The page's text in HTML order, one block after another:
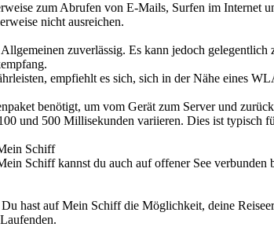
zum Abrufen von E-Mails, Surfen im
nicht ausreichen.
zuverlässig. Es kann jedoch gelegentlich
empfiehlt es sich, sich in der Nähe eines
benötigt, um vom Gerät zum Server und
und 500 Millisekunden variieren. Dies ist typisch
Schiff
Schiff kannst du auch auf offener See
hast auf Mein Schiff die Möglichkeit, deine